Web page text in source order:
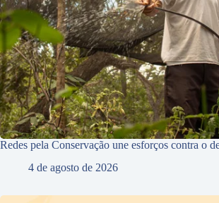
Redes pela Conservação une esforços contra o
4 de agosto de 2026